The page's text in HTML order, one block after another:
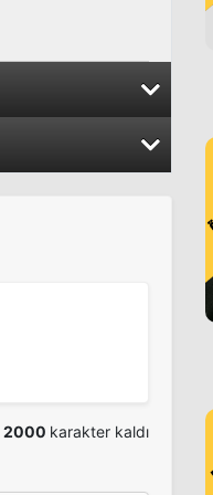
1988
2000 karakter kaldı